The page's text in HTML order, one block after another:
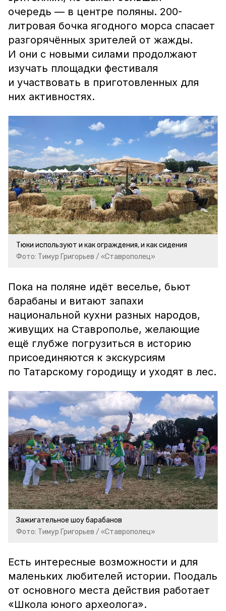
очередь — в центре поляны. 200-
литровая бочка ягодного морса спасает
разгорячённых зрителей от жажды.
И они с новыми силами продолжают
изучать площадки фестиваля
и участвовать в приготовленных для
них активностях.
Тюки используют и как ограждения, и как сидения
Фото: Тимур Григорьев / «Ставрополец»
Пока на поляне идёт веселье, бьют
барабаны и витают запахи
национальной кухни разных народов,
живущих на Ставрополье, желающие
ещё глубже погрузиться в историю
присоединяются к экскурсиям
по Татарскому городищу и уходят в лес.
Зажигательное шоу барабанов
Фото: Тимур Григорьев / «Ставрополец»
Есть интересные возможности и для
маленьких любителей истории. Поодаль
от основного места действия работает
«Школа юного археолога».